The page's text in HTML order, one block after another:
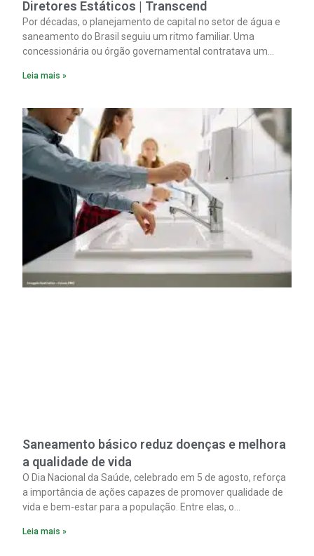
Diretores Estáticos | Transcend
Por décadas, o planejamento de capital no setor de água e
saneamento do Brasil seguiu um ritmo familiar. Uma
concessionária ou órgão governamental contratava um
Leia mais »
Saneamento básico reduz doenças e melhora
a qualidade de vida
O Dia Nacional da Saúde, celebrado em 5 de agosto, reforça
a importância de ações capazes de promover qualidade de
vida e bem-estar para a população. Entre elas, o
serviços de coleta e tratamento de esgoto contribui
Leia mais »